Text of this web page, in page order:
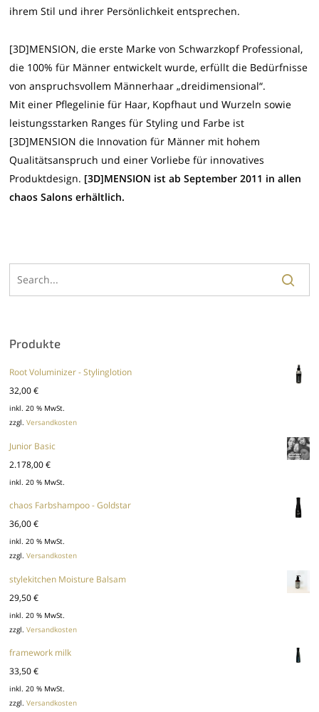
ihrem Stil und ihrer Persönlichkeit entsprechen.
[3D]MENSION, die erste Marke von Schwarzkopf Professional,
die 100% für Männer entwickelt wurde, erfüllt die Bedürfnisse
von anspruchsvollem Männerhaar „dreidimensional“.
Mit einer Pflegelinie für Haar, Kopfhaut und Wurzeln sowie
leistungsstarken Ranges für Styling und Farbe ist
[3D]MENSION die Innovation für Männer mit hohem
Qualitätsanspruch und einer Vorliebe für innovatives
Produktdesign. [3D]MENSION ist ab September 2011 in allen
chaos Salons erhältlich.
Produkte
Root Voluminizer - Stylinglotion
32,00€
inkl. 20 % MwSt.
zzgl.Versandkosten
Junior Basic
2.178,00€
inkl. 20 % MwSt.
chaos Farbshampoo - Goldstar
36,00€
inkl. 20 % MwSt.
zzgl.Versandkosten
stylekitchen Moisture Balsam
29,50€
inkl. 20 % MwSt.
zzgl.Versandkosten
framework milk
33,50€
inkl. 20 % MwSt.
zzgl.Versandkosten